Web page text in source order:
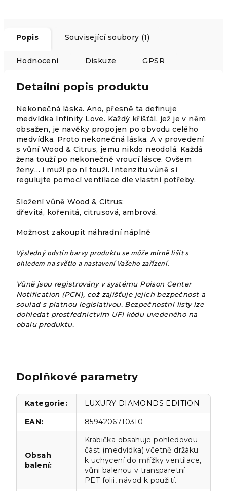
Popis Související soubory (1)
Hodnocení Diskuze GPSR
Detailní popis produktu
Nekonečná láska. Ano, přesně ta definuje
medvídka Infinity Love. Každý křišťál, jež je v něm
obsažen, je navěky propojen po obvodu celého
medvídka. Proto nekonečná láska. A v provedení
s vůní Wood & Citrus, jemu nikdo neodolá. Každá
žena touží po nekonečně vroucí lásce. Ovšem
ženy… i muži po ní touží. Intenzitu vůně si
regulujte pomocí ventilace dle vlastní potřeby.
Složení vůně Wood & Citrus:
dřevitá, kořenitá, citrusová, ambrová.
Možnost zakoupit náhradní náplně
Výsledný odstín barvy produktu se může mírně lišit s
ohledem na světlo a nastavení Vašeho zařízení.
Vůně jsou registrovány v systému Poison Center
Notification (PCN), což zajišťuje jejich bezpečnost a
soulad s platnou legislativou. Bezpečnostní listy lze
dohledat prostřednictvím UFI kódu uvedeného na
obalu produktu.
Doplňkové parametry
Kategorie:
LUXURY DIAMONDS EDITION
EAN: 8594206710310
Obsah
balení:
Krabička obsahuje pohledovou
část (medvídka) včetně držáku
k uchycení do mřížky ventilace,
vůni balenou v transparetní
PET folii, návod k použití.